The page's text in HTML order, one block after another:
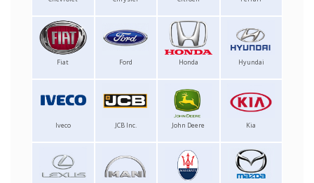
Fiat Ford Honda Hyundai
Iveco JCB Inc. John Deere Kia